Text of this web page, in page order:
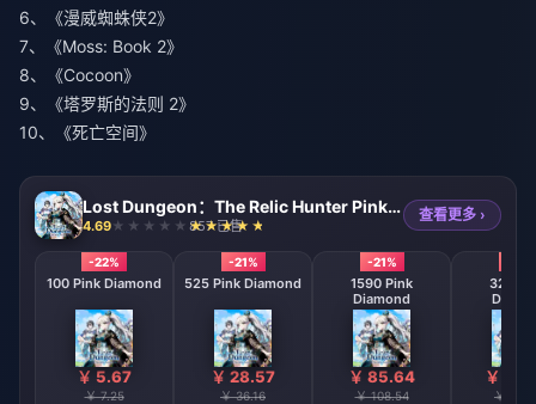
6、《漫威蜘蛛侠2》
7、《Moss: Book 2》
8、《Cocoon》
9、《塔罗斯的法则 2》
10、《死亡空间》
Lost Dungeon：The Relic Hunter Pink Diamonds
4.69 857 已售
查看更多 ›
-22%
100 Pink Diamond
￥ 5.67
￥ 7.25
-21%
525 Pink Diamond
￥ 28.57
￥ 36.16
-21%
1590 Pink
Diamond
￥ 85.64
￥ 108.54
3210
￥
￥